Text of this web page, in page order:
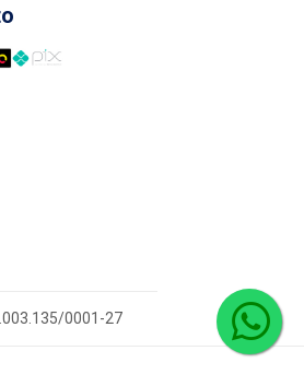
0001-27